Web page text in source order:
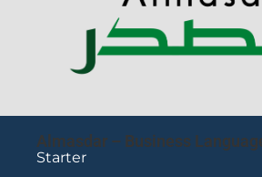
Almasdar – Business
Starter